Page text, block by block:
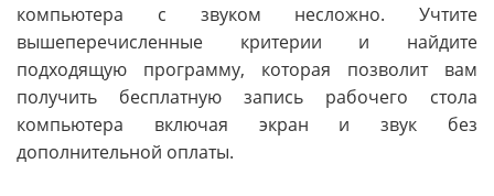
компьютера с звуком несложно. Учтите
вышеперечисленные критерии и найдите
подходящую программу, которая позволит вам
получить бесплатную запись рабочего стола
компьютера включая экран и звук без
дополнительной оплаты.